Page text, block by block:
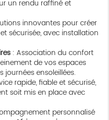
un rendu raffiné et
innovantes pour créer
sécurisée, avec installation
: Association du confort
de vos espaces
journées ensoleillées.
rapide, fiable et sécurisé,
soit mis en place avec
personnalisé